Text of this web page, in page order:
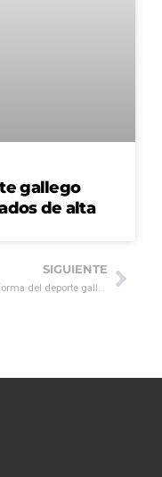
gallego
de alta
SIGUIENTE
La plataforma del deporte gallego comienza sus emisiones de prueba